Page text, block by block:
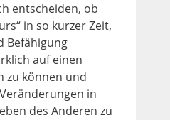
entscheiden, ob
in so kurzer Zeit,
Befähigung
auf einen
zu können und
in
des Anderen zu